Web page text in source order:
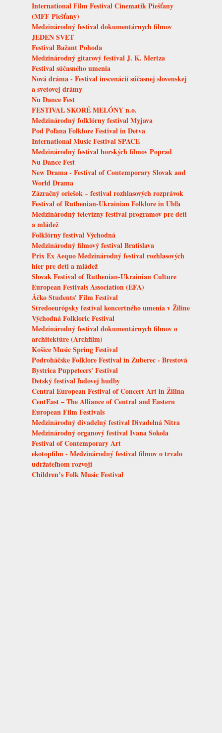
International Film Festival Cinematik Piešťany
(MFF Piešťany)
Medzinárodný festival dokumentárnych filmov
JEDEN SVET
Festival Bažant Pohoda
Medzinárodný gitarový festival J. K. Mertza
Festival súčasného umenia
Nová dráma - Festival inscenácií súčasnej slovenskej
a svetovej drámy
Nu Dance Fest
FESTIVAL SKORÉ MELÓNY n.o.
Medzinárodný folklórny festival Myjava
Pod Poľana Folklore Festival in Detva
International Music Festival SPACE
Medzinárodný festival horských filmov Poprad
Nu Dance Fest
New Drama - Festival of Contemporary Slovak and
World Drama
Zázračný oriešok – festival rozhlasových rozprávok
Festival of Ruthenian-Ukrainian Folklore in Ubľa
Medzinárodný televízny festival programov pre deti
a mládež
Folklórny festival Východná
Medzinárodný filmový festival Bratislava
Prix Ex Aequo Medzinárodný festival rozhlasových
hier pre deti a mládež
Slovak Festival of Ruthenian-Ukrainian Culture
European Festivals Association (EFA)
Áčko Students' Film Festival
Stredoeurópsky festival koncertného umenia v Žiline
Východná Folkloric Festival
Medzinárodný festival dokumentárnych filmov o
architektúre (Archfilm)
Košice Music Spring Festival
Podroháčske Folklore Festival in Zuberec - Brestová
Bystrica Puppeteers' Festival
Detský festival ľudovej hudby
Central European Festival of Concert Art in Žilina
CentEast – The Alliance of Central and Eastern
European Film Festivals
Medzinárodný divadelný festival Divadelná Nitra
Medzinárodný organový festival Ivana Sokola
Festival of Contemporary Art
ekotopfilm - Medzinárodný festival filmov o trvalo
udržateľnom rozvoji
Children’s Folk Music Festival